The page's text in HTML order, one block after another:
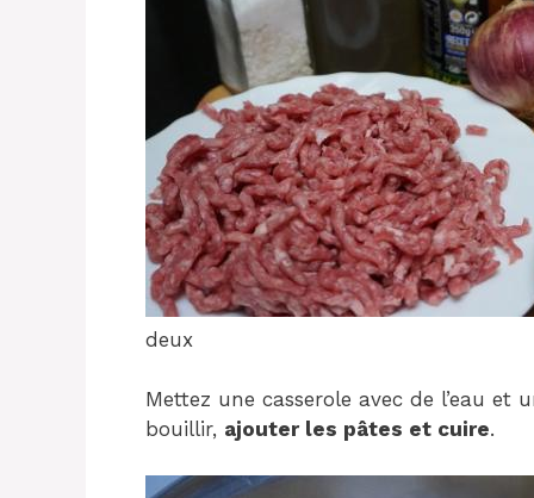
deux
Mettez une casserole avec de l’eau
bouillir, ajouter les pâtes et cuire.